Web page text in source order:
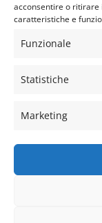
acconsentire o ritirare
caratteristiche e
Funzionale
Statistiche
Marketing
APPARATO
SISTEMA
© Copyright
Pierluisa e C. –
Web